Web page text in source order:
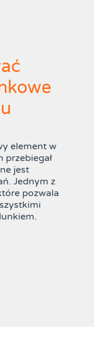
element w
przebiegał
jest
Jednym z
pozwala